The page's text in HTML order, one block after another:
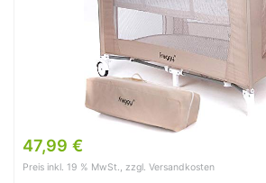
47,99 €
Preis inkl. 19 % MwSt., zzgl. Versandkosten